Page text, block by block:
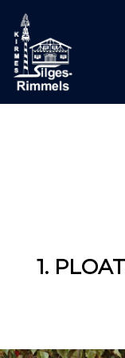
Inhalt
springen
1.